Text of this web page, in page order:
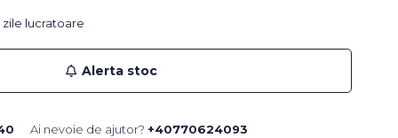
zile lucratoare
Alerta stoc
Ai nevoie de ajutor? +40770624093